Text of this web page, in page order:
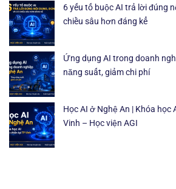
6 yếu tố buộc AI trả lời đúng
chiều sâu hơn đáng kể
Ứng dụng AI trong doanh
năng suất, giảm chi phí
Học AI ở Nghệ An | Khóa học
Vinh – Học viện AGI